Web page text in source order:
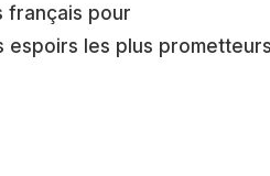
français pour
espoirs les plus